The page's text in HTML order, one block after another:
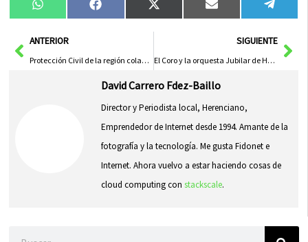
Compartir
en
WhatsAppCompartir
en
FacebookCompartir
en
X
(Twitter)
Compartir
en
Email
en
AntANTERIOR
Protección Civil de la región colaboró en el Duatlón-Cross de Herencia
SIGUIENTE
El Coro y la orquesta Jubilar de Herencia actuó en Malagón
David Carrero Fdez-Baillo
Director y Periodista local, Herenciano,
Emprendedor de Internet desde 1994. Amante de la
fotografía y la tecnología. Me gusta Fidonet e
Internet. Ahora vuelvo a estar haciendo cosas de
cloud computing con stackscale.